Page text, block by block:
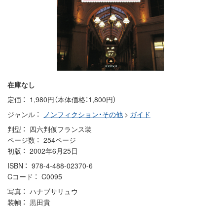
在庫なし
定価
1,980円（本体価格：1,800円）
ジャンル
ノンフィクション・その他 > ガイド
判型
四六判仮フランス装
ページ数
254ページ
初版
2002年6月25日
ISBN
978-4-488-02370-6
Cコード
C0095
写真
ハナブサリュウ
装幀
黒田貴